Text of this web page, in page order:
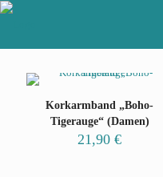
Korkarmband „Boho-
Tigerauge“ (Damen)
21,90€